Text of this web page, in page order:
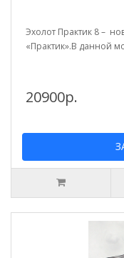
Эхолот Практик 8 –
«Практик».В данной
20900р.